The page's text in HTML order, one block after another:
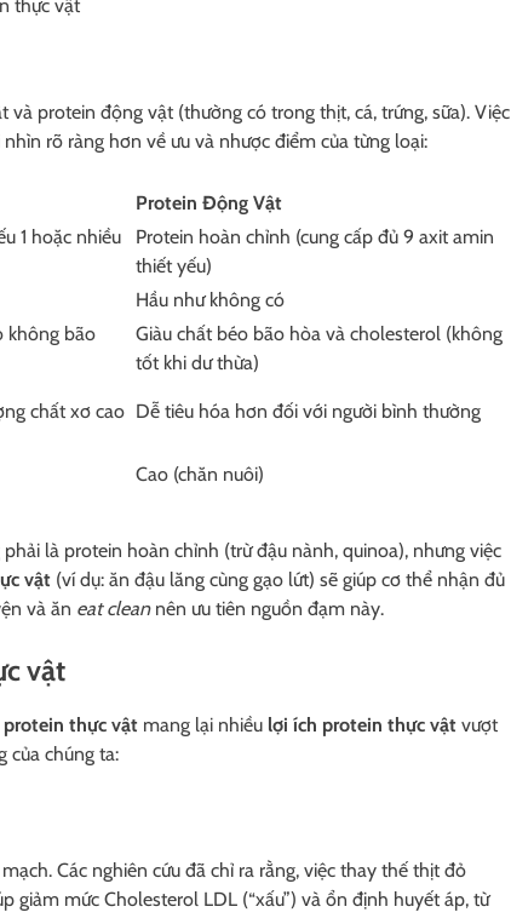
thực vật
protein động vật (thường có trong thịt, cá, trứng, sữa). Việc
nhìn rõ ràng hơn về ưu và nhược điểm của từng loại:
Protein Động Vật
1 hoặc nhiều
Protein hoàn chỉnh (cung cấp đủ 9 axit amin
thiết yếu)
Hầu như không có
không bão
Giàu chất béo bão hòa và cholesterol (không
tốt khi dư thừa)
chất xơ cao Dễ tiêu hóa hơn đối với người bình thường
Cao (chăn nuôi)
là protein hoàn chỉnh (trừ đậu nành, quinoa), nhưng việc
vật (ví dụ: ăn đậu lăng cùng gạo lứt) sẽ giúp cơ thể nhận đủ
và ăn eat cleannên ưu tiên nguồn đạm này.
vật
thực vật mang lại nhiều lợi ích protein thực vật vượt
của chúng ta:
Các nghiên cứu đã chỉ ra rằng, việc thay thế thịt đỏ
giảm mức Cholesterol LDL (“xấu”) và ổn định huyết áp, từ